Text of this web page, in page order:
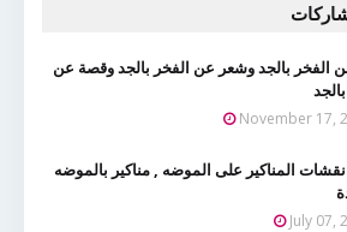
الفخر بالجد وشعر عن الفخر بالجد وقصة عن
November 17,
المناكير على الموضه , مناكير بالموضه
July 07,